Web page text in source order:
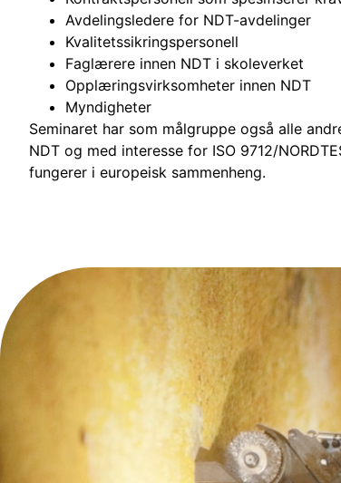
Avdelingsledere for NDT-avdelinger
Kvalitetssikringspersonell
Faglærere innen NDT i skoleverket
Opplæringsvirksomheter innen NDT
Myndigheter
Seminaret har som målgruppe også alle
NDT og med interesse for ISO 9712/
fungerer i europeisk sammenheng.